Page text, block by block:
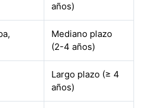
años)
Mediano plazo
(2-4 años)
Largo plazo (≥ 4
años)